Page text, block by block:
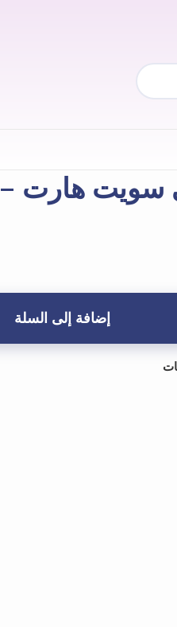
هارت – ٣٥ مل
إضافة إلى السلة